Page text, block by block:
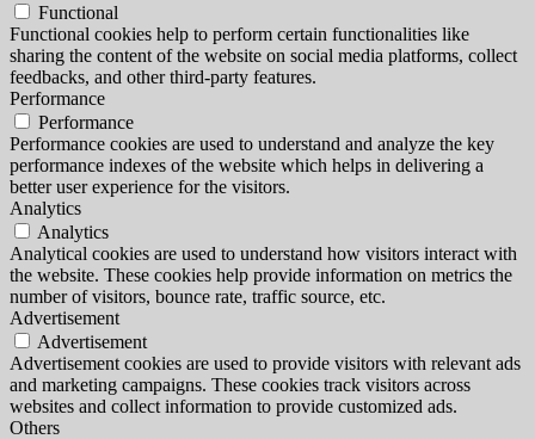
Functional
Functional cookies help to perform certain functionalities like
sharing the content of the website on social media platforms, collect
feedbacks, and other third-party features.
Performance
Performance
Performance cookies are used to understand and analyze the key
performance indexes of the website which helps in delivering a
better user experience for the visitors.
Analytics
Analytics
Analytical cookies are used to understand how visitors interact with
the website. These cookies help provide information on metrics the
number of visitors, bounce rate, traffic source, etc.
Advertisement
Advertisement
Advertisement cookies are used to provide visitors with relevant ads
and marketing campaigns. These cookies track visitors across
websites and collect information to provide customized ads.
Others